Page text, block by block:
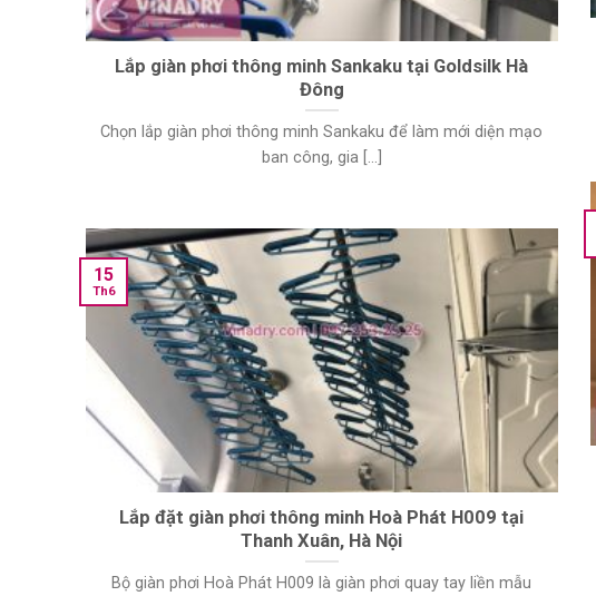
Lắp giàn phơi thông minh Sankaku tại Goldsilk Hà
Đông
Chọn lắp giàn phơi thông minh Sankaku để làm mới diện mạo
ban công, gia [...]
Lắp đặt giàn phơi thông minh Hoà Phát H009 tại
Thanh Xuân, Hà Nội
Bộ giàn phơi Hoà Phát H009 là giàn phơi quay tay liền mẫu
15
Th6